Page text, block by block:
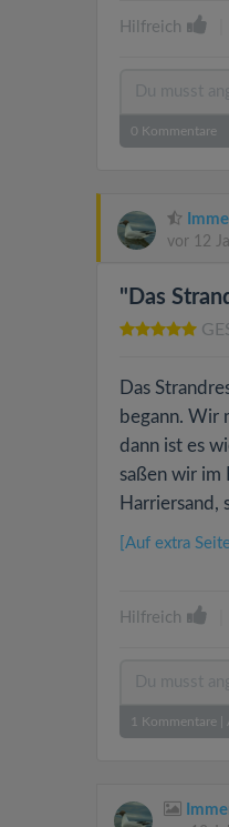
Hilfreich
0 Kommentare
vor 12
"Das
Das
begann. Wir
dann ist es
saßen wir im
Harriersand,
[Auf extra
Hilfreich
1 Kommentare